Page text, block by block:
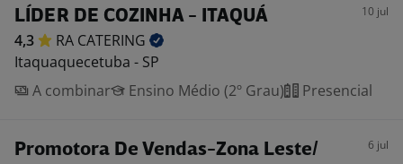
LÍDER DE COZINHA - ITAQUÁ 10 jul
4,3 RA CATERING
Itaquaquecetuba - SP
A combinar
Ensino Médio (2º Grau) Presencial
Promotora De Vendas-Zona Leste/
6 jul